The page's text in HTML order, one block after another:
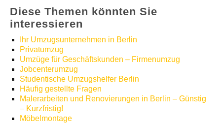
Diese Themen könnten Sie
interessieren
Ihr Umzugsunternehmen in Berlin
Privatumzug
Umzüge für Geschäftskunden – Firmenumzug
Jobcenterumzug
Studentische Umzugshelfer Berlin
Häufig gestellte Fragen
Malerarbeiten und Renovierungen in Berlin – Günstig
– Kurzfristig!
Möbelmontage